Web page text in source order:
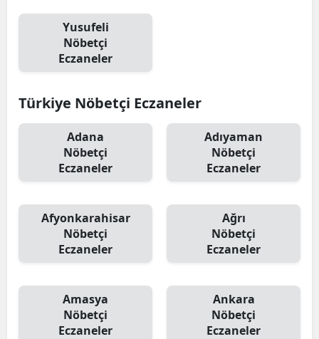
Yusufeli
Nöbetçi
Eczaneler
Türkiye Nöbetçi Eczaneler
Adana
Nöbetçi
Eczaneler
Adıyaman
Nöbetçi
Eczaneler
Afyonkarahisar
Nöbetçi
Eczaneler
Ağrı
Nöbetçi
Eczaneler
Amasya
Nöbetçi
Eczaneler
Ankara
Nöbetçi
Eczaneler